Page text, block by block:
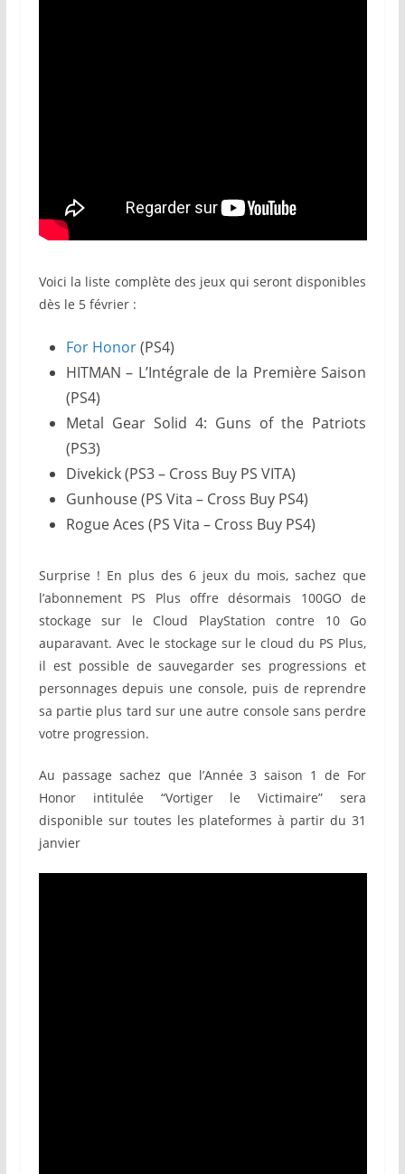
Voici la liste complète des jeux qui seront disponibles
dès le 5 février :
For Honor(PS4)
HITMAN – L’Intégrale de la Première Saison
(PS4)
Metal Gear Solid 4: Guns of the Patriots
(PS3)
Divekick (PS3 – Cross Buy PS VITA)
Gunhouse (PS Vita – Cross Buy PS4)
Rogue Aces (PS Vita – Cross Buy PS4)
Surprise ! En plus des 6 jeux du mois, sachez que
l’abonnement PS Plus offre désormais 100GO de
stockage sur le Cloud PlayStation contre 10 Go
auparavant. Avec le stockage sur le cloud du PS Plus,
il est possible de sauvegarder ses progressions et
personnages depuis une console, puis de reprendre
sa partie plus tard sur une autre console sans perdre
votre progression.
Au passage sachez que l’Année 3 saison 1 de For
Honor intitulée “Vortiger le Victimaire” sera
disponible sur toutes les plateformes à partir du 31
janvier